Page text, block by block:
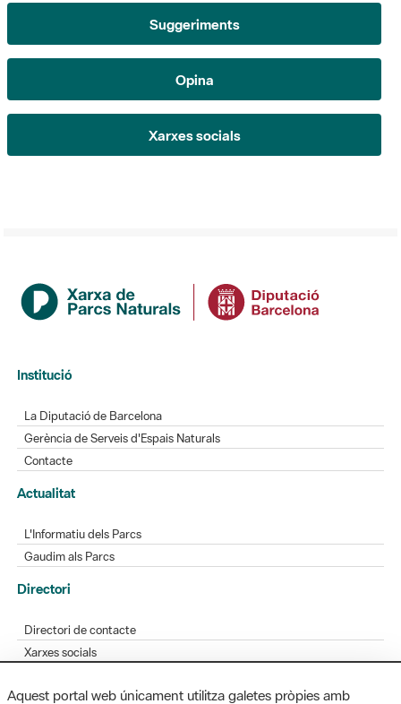
Suggeriments
Opina
Xarxes socials
Institució
La Diputació de Barcelona
Gerència de Serveis d'Espais Naturals
Contacte
Actualitat
L'Informatiu dels Parcs
Gaudim als Parcs
Directori
Directori de contacte
Xarxes socials
Bústia de suggeriments
Aquest portal web únicament utilitza galetes pròpies amb